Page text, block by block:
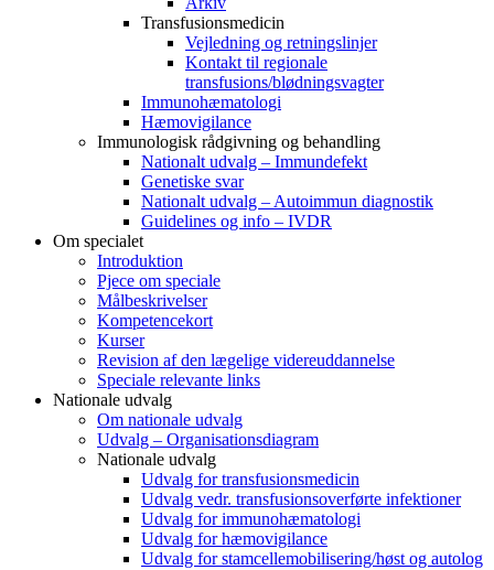
Transfusionsmedicin
Vejledning og retningslinjer
Kontakt til regionale
transfusions/blødningsvagter
Immunohæmatologi
Hæmovigilance
Immunologisk rådgivning og behandling
Nationalt udvalg – Immundefekt
Genetiske svar
Nationalt udvalg – Autoimmun diagnostik
Guidelines og info – IVDR
Om specialet
Introduktion
Pjece om speciale
Målbeskrivelser
Kompetencekort
Kurser
Revision af den lægelige videreuddannelse
Speciale relevante links
Nationale udvalg
Om nationale udvalg
Udvalg – Organisationsdiagram
Nationale udvalg
Udvalg for transfusionsmedicin
Udvalg vedr. transfusionsoverførte infektioner
Udvalg for immunohæmatologi
Udvalg for hæmovigilance
Udvalg for stamcellemobilisering/høst og autolog